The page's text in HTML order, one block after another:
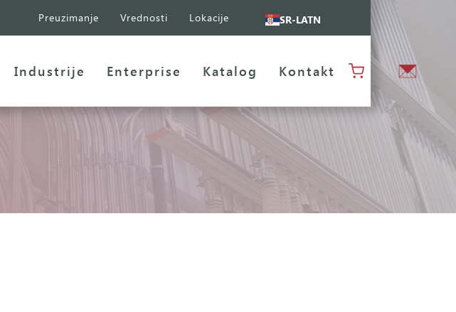
Preuzimanje Vrednosti Lokacije SR-LATN
Industrije Enterprise Katalog Kontakt